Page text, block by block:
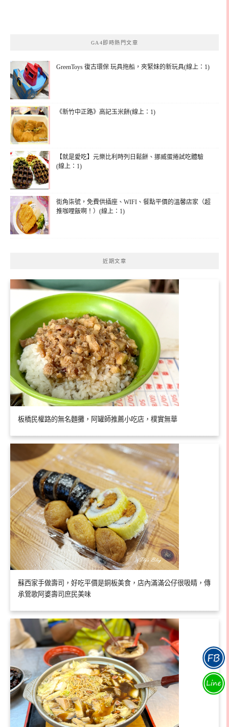
GA4即時熱門文章
GreenToys 復古環保 玩具拖船，夾緊妹的新玩具(線上：1)
《新竹中正路》高記玉米餅(線上：1)
【就是愛吃】元樂比利時列日鬆餅、挪威蛋捲試吃體驗
(線上：1)
街角柒號，免費供插座、WIFI、餐點平價的溫馨店家（超
推咖哩飯啊！）(線上：1)
近期文章
板橋民權路的無名麵攤，阿罐師推薦小吃店，樸實無華
蘇西家手做壽司，好吃平價是銅板美食，店內滿滿公仔很吸睛，傳
承鶯歌阿婆壽司庶民美味